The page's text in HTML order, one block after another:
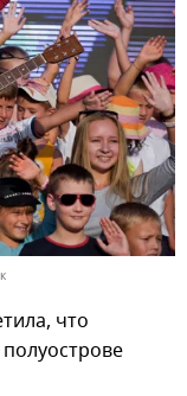
что